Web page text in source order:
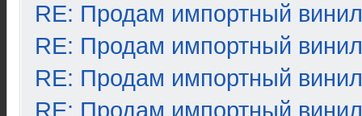
RE: Продам импортный винил
RE: Продам импортный винил
RE: Продам импортный винил
RE: Продам импортный винил